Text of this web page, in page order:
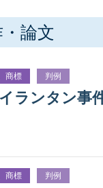
論文
商標 判例
ランタン事
商標 判例